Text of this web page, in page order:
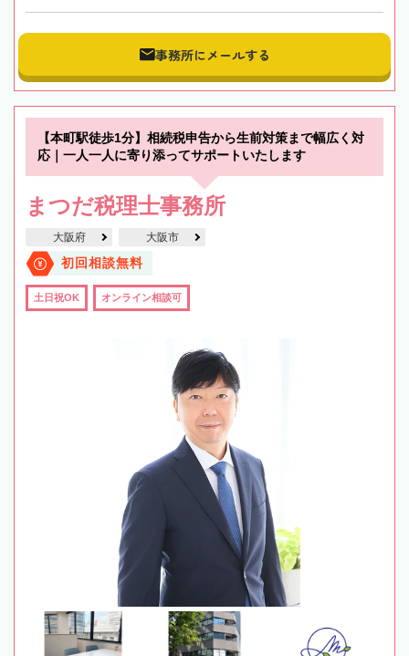
事務所にメールする
【本町駅徒歩1分】相続税申告から生前対策まで幅広く対
応｜一人一人に寄り添ってサポートいたします
まつだ税理士事務所
大阪府 大阪市
初回相談無料
土日祝OK オンライン相談可